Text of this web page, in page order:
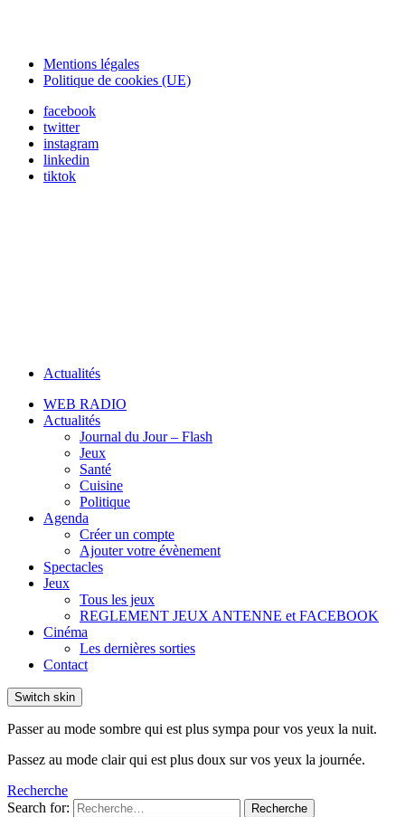
Mentions légales
Politique de cookies (UE)
facebook
twitter
instagram
linkedin
tiktok
Actualités
WEB RADIO
Actualités
Journal du Jour – Flash
Jeux
Santé
Cuisine
Politique
Agenda
Créer un compte
Ajouter votre évènement
Spectacles
Jeux
Tous les jeux
REGLEMENT JEUX ANTENNE et FACEBOOK
Cinéma
Les dernières sorties
Contact
Switch skin
Passer au mode sombre qui est plus sympa pour vos yeux la nuit.
Passez au mode clair qui est plus doux sur vos yeux la journée.
Recherche
Search for:
Recherche